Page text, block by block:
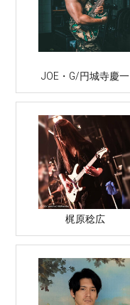
JOE・G/円城寺慶一
梶原稔広